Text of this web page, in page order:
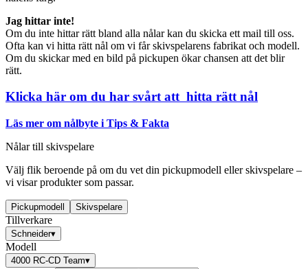
Jag hittar inte!
Om du inte hittar rätt bland alla nålar kan du skicka ett mail till oss.
Ofta kan vi hitta rätt nål om vi får skivspelarens fabrikat och modell.
Om du skickar med en bild på pickupen ökar chansen att det blir
rätt.
Klicka här om du har svårt att hitta rätt nål
Läs mer om nålbyte i Tips & Fakta
Nålar till skivspelare
Välj flik beroende på om du vet din pickupmodell eller skivspelare –
vi visar produkter som passar.
Pickupmodell Skivspelare
Tillverkare
Schneider▾
Modell
4000 RC-CD Team▾